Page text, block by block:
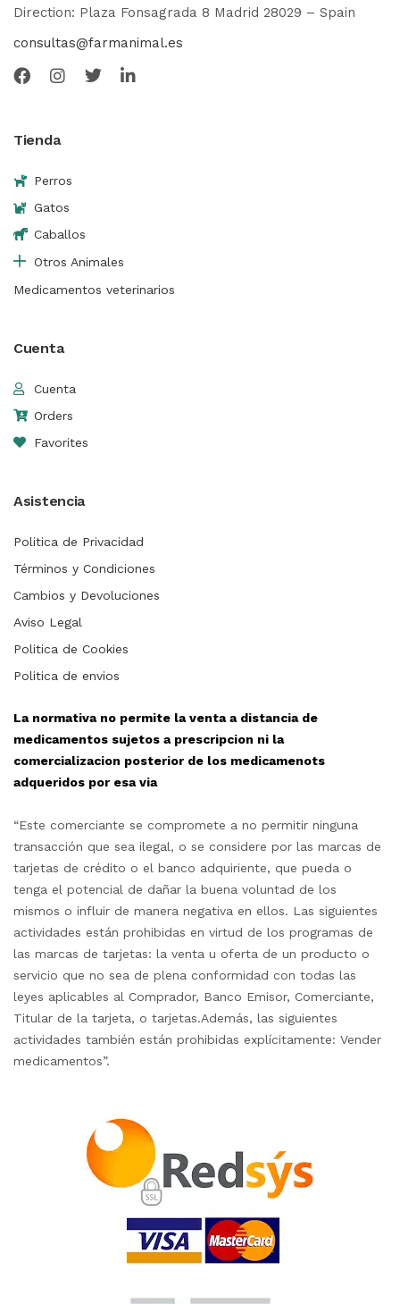
Direction: Plaza Fonsagrada 8 Madrid 28029 – Spain
consultas@farmanimal.es
Tienda
Perros
Gatos
Caballos
Otros Animales
Medicamentos veterinarios
Cuenta
Cuenta
Orders
Favorites
Asistencia
Politica de Privacidad
Términos y Condiciones
Cambios y Devoluciones
Aviso Legal
Politica de Cookies
Politica de envios
La normativa no permite la venta a distancia de
medicamentos sujetos a prescripcion ni la
comercializacion posterior de los medicamenots
adqueridos por esa via
“Este comerciante se compromete a no permitir ninguna
transacción que sea ilegal, o se considere por las marcas de
tarjetas de crédito o el banco adquiriente, que pueda o
tenga el potencial de dañar la buena voluntad de los
mismos o influir de manera negativa en ellos. Las siguientes
actividades están prohibidas en virtud de los programas de
las marcas de tarjetas: la venta u oferta de un producto o
servicio que no sea de plena conformidad con todas las
leyes aplicables al Comprador, Banco Emisor, Comerciante,
Titular de la tarjeta, o tarjetas.Además, las siguientes
actividades también están prohibidas explícitamente: Vender
medicamentos”.